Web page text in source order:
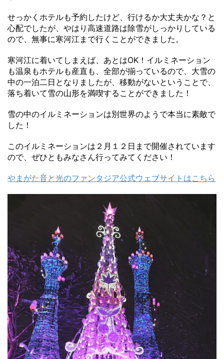
せっかくホテルも予約したけど、行けるか大丈夫かな？と
心配でしたが、やはり高速道路は除雪がしっかりしている
ので、無事に寒河江まで行くことができました。
寒河江に着いてしまえば、あとはOK！イルミネーション
も温泉もホテルも産直も、全部が揃っているので、大雪の
中の一泊二日となりましたが、移動がないということで、
落ち着いて雪の山形を満喫することができました！
雪の中のイルミネーションは別世界のようで本当に素敵で
した！
このイルミネーションは２月１２日まで開催されています
ので、ぜひともみなさん行ってみてください！
やまがた音と光のファンタジア公式ウェブサイトはこちら